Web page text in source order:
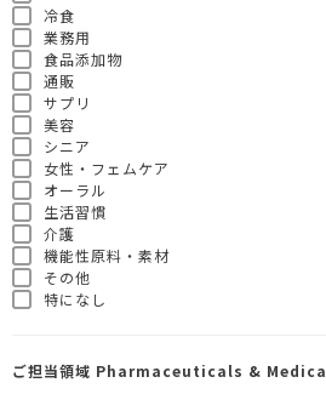
冷食
業務用
食品添加物
通販
サプリ
美容
シニア
女性・フェムケア
オーラル
生活習慣
介護
機能性原料・素材
その他
特になし
ご担当領域 Pharmaceuticals & Medica